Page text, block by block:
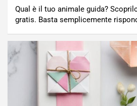
Qual è il tuo animale guida?
gratis. Basta semplicemente